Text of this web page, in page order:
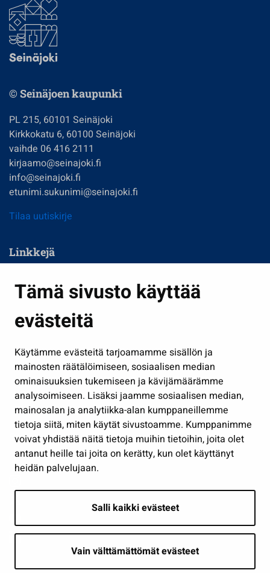
Tämä sivusto käyttää
evästeitä
Käytämme evästeitä tarjoamamme sisällön ja
mainosten räätälöimiseen, sosiaalisen median
ominaisuuksien tukemiseen ja kävijämäärämme
analysoimiseen. Lisäksi jaamme sosiaalisen median,
mainosalan ja analytiikka-alan kumppaneillemme
tietoja siitä, miten käytät sivustoamme. Kumppanimme
voivat yhdistää näitä tietoja muihin tietoihin, joita olet
antanut heille tai joita on kerätty, kun olet käyttänyt
heidän palvelujaan.
Salli kaikki evästeet
Vain välttämättömät evästeet
© Seinäjoen kaupunki
PL 215, 60101 Seinäjoki
Kirkkokatu 6, 60100 Seinäjoki
vaihde 06 416 2111
kirjaamo@seinajoki.fi
info@seinajoki.fi
etunimi.sukunimi@seinajoki.fi
Tilaa uutiskirje
Linkkejä
Kasvatus ja opetus
Kulttuuri ja liikunta
Työ ja yrittäminen
Osallistu ja asioi
Näytä omat evästeasetukseni
Seuraa meitä